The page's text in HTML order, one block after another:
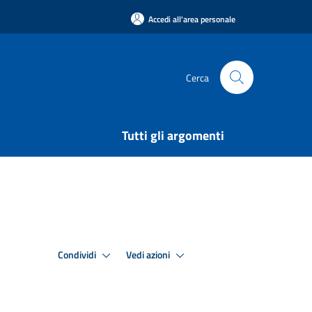
Accedi all'area personale
Cerca
Tutti gli argomenti
Condividi Vedi azioni